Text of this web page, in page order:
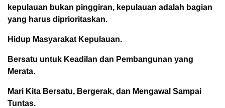
kepulauan bukan pinggiran, kepulauan adalah bagian
yang harus diprioritaskan.
Hidup Masyarakat Kepulauan.
Bersatu untuk Keadilan dan Pembangunan yang
Merata.
Mari Kita Bersatu, Bergerak, dan Mengawal Sampai
Tuntas.